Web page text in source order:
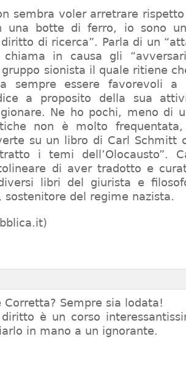
sembra voler arretrare
una botte di ferro, io sono
diritto di ricerca”. Parla di un
chiama in causa gli
sionista il quale ritiene
sempre essere favorevoli a
a proposito della sua
Ne ho pochi, meno di
non è molto
su un libro di Carl Schmitt
i temi dell’Olocausto”.
di aver tradotto e
libri del giurista e
sostenitore del regime nazista.
Corretta? Sempre sia lodata!
diritto è un corso
in mano a un ignorante.